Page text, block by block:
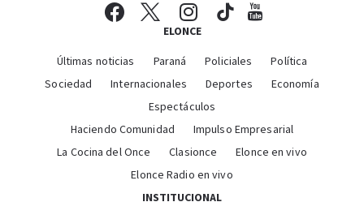
ELONCE
Últimas noticias Paraná Policiales
Política
Sociedad
Internacionales Deportes
Economía
Espectáculos
Haciendo Comunidad
Impulso Empresarial
La Cocina del Once
Clasionce
Elonce en vivo
Elonce Radio en vivo
INSTITUCIONAL